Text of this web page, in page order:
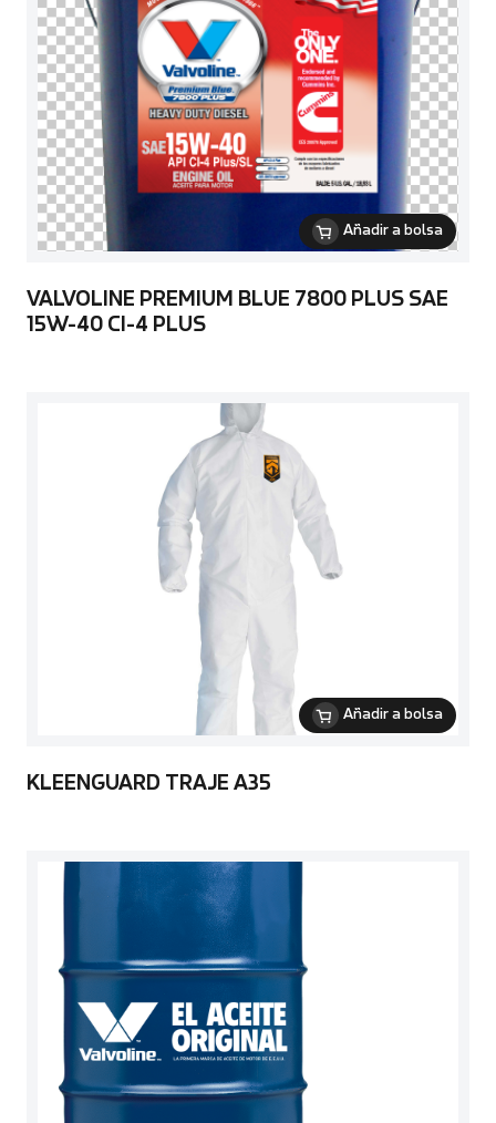
Añadir a bolsa
VALVOLINE PREMIUM BLUE 7800 PLUS SAE
15W-40 CI-4 PLUS
Añadir a bolsa
KLEENGUARD TRAJE A35